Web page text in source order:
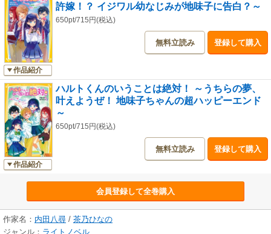
作品紹介
許嫁！？ イジワル幼なじみが地味子に告白？～
650pt/715円(税込)
無料立読み 登録して購入
作品紹介
ハルトくんのいうことは絶対！ ～うちらの夢、
叶えようぜ！ 地味子ちゃんの超ハッピーエンド
～
650pt/715円(税込)
無料立読み 登録して購入
会員登録して全巻購入
作家名： 内田八尋 / 茶乃ひなの
ジャンル： ライトノベル